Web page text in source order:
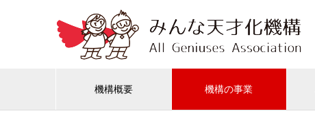
機構概要 機構の事業